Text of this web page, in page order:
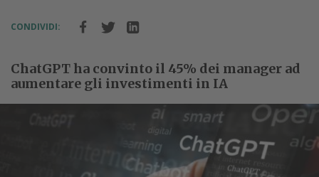
CONDIVIDI:
ChatGPT ha convinto il 45% dei manager ad
aumentare gli investimenti in IA